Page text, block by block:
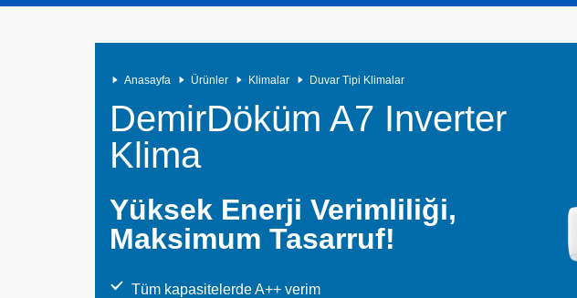
Anasayfa Ürünler Klimalar Duvar Tipi Klimalar
DemirDöküm A7 Inverter
Klima
Yüksek Enerji Verimliliği,
Maksimum Tasarruf!
Tüm kapasitelerde A++ verim